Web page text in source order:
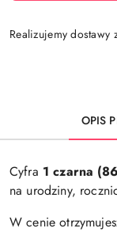
Realizujemy dostawy
OPIS
Cyfra 1 czarna
na urodziny,
W cenie